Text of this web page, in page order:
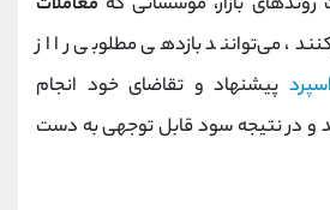
می‌توانند بازدهی مطلوبی را از
اسپرد پیشنهاد و تقاضای خود انجام
و در نتیجه سود قابل‌ توجهی به دست